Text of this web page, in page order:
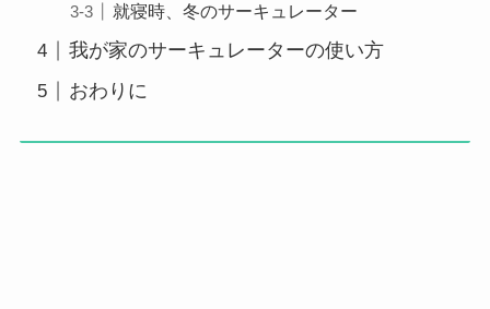
就寝時、冬のサーキュレーター
我が家のサーキュレーターの使い方
おわりに